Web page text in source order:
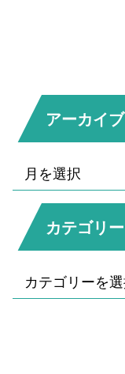
アーカイブ
カテゴリー